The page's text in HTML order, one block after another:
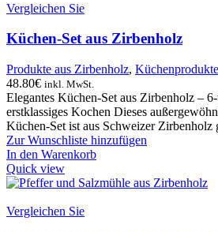
Vergleichen Sie
Küchen-Set aus Zirbenholz
Produkte aus Zirbenholz,
48.80€ inkl. MwSt.
Elegantes Küchen-Set aus Zirbenholz –
erstklassiges Kochen Dieses
Küchen-Set ist aus Schweizer Zirbenholz
Zur Wunschliste hinzufügen
In den Warenkorb
Quick view
Vergleichen Sie